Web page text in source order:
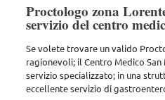
Proctologo zona
servizio del centro
Se volete trovare un valido
ragionevoli; il Centro Medico San
servizio specializzato; in una
eccellente servizio di